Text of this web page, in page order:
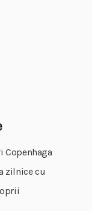
Copenhaga
zilnice cu